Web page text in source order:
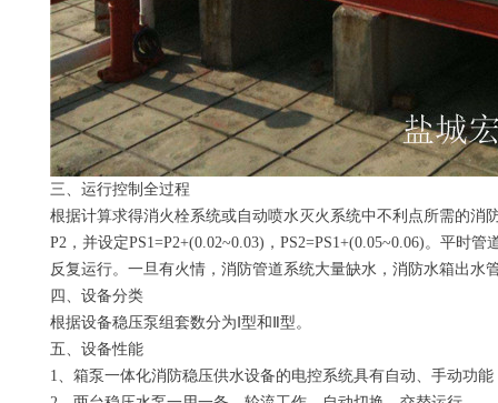
三、运行控制全过程
根据计算求得消火栓系统或自动喷水灭火系统中不利点所需的消
P2，并设定PS1=P2+(0.02~0.03)，PS2=PS1+(0.05~0.06)。平时
反复运行。一旦有火情，消防管道系统大量缺水，消防水箱出水
四、设备分类
根据设备稳压泵组套数分为Ⅰ型和Ⅱ型。
五、设备性能
1、箱泵一体化消防稳压供水设备的电控系统具有自动、手动功